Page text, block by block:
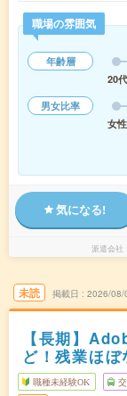
職場の雰囲気
年齢層
20代
男女比率
女性
気になる!
派遣会社
未読 掲載日 2026/08/
【長期】
ど！残業ほぼ
職種未経験OK